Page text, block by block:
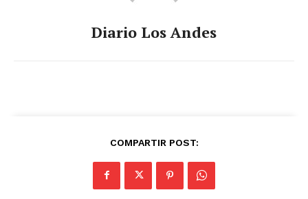
Diario Los Andes
COMPARTIR POST: